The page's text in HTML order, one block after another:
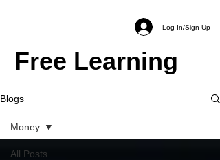
Log In/Sign Up
Free Learning
Blogs
All Posts
Money